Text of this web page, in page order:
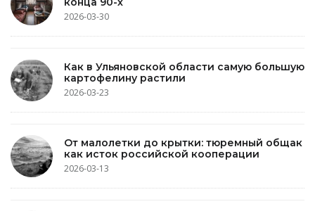
2026-03-30
Как в Ульяновской области самую большую
картофелину растили
2026-03-23
От малолетки до крытки: тюремный общак
как исток российской кооперации
2026-03-13